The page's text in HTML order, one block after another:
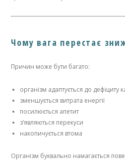
Чому вага перестає
Причин може бути багато:
організм адаптується до дефіциту
зменшується витрата енергії
посилюється апетит
з’являються перекуси
накопичується втома
Організм буквально намагається